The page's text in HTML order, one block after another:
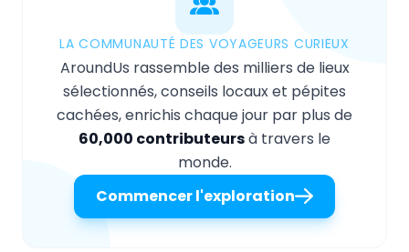
LA COMMUNAUTÉ DES VOYAGEURS CURIEUX
AroundUs rassemble des milliers de lieux
sélectionnés, conseils locaux et pépites
cachées, enrichis chaque jour par plus de
60,000 contributeursà travers le
monde.
Commencer l'exploration